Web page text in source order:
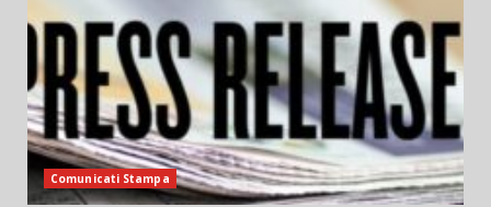
Comunicati Stampa